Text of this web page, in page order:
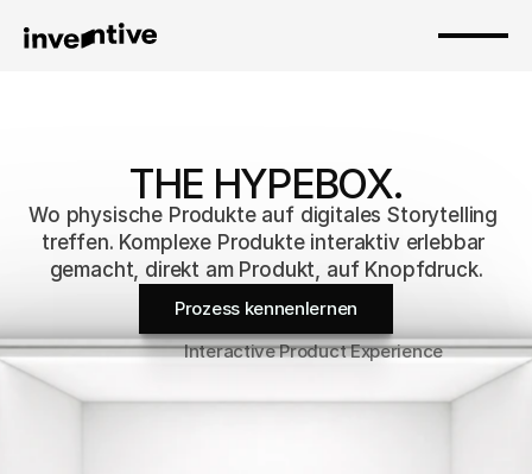
THE HYPEBOX.
Wo physische Produkte auf digitales Storytelling
treffen. Komplexe Produkte interaktiv erlebbar
gemacht, direkt am Produkt, auf Knopfdruck.
Prozess kennenlernen
Interactive Product Experience